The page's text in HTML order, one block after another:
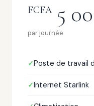
FCFA5
par journée
Poste de travail
Internet Starlink